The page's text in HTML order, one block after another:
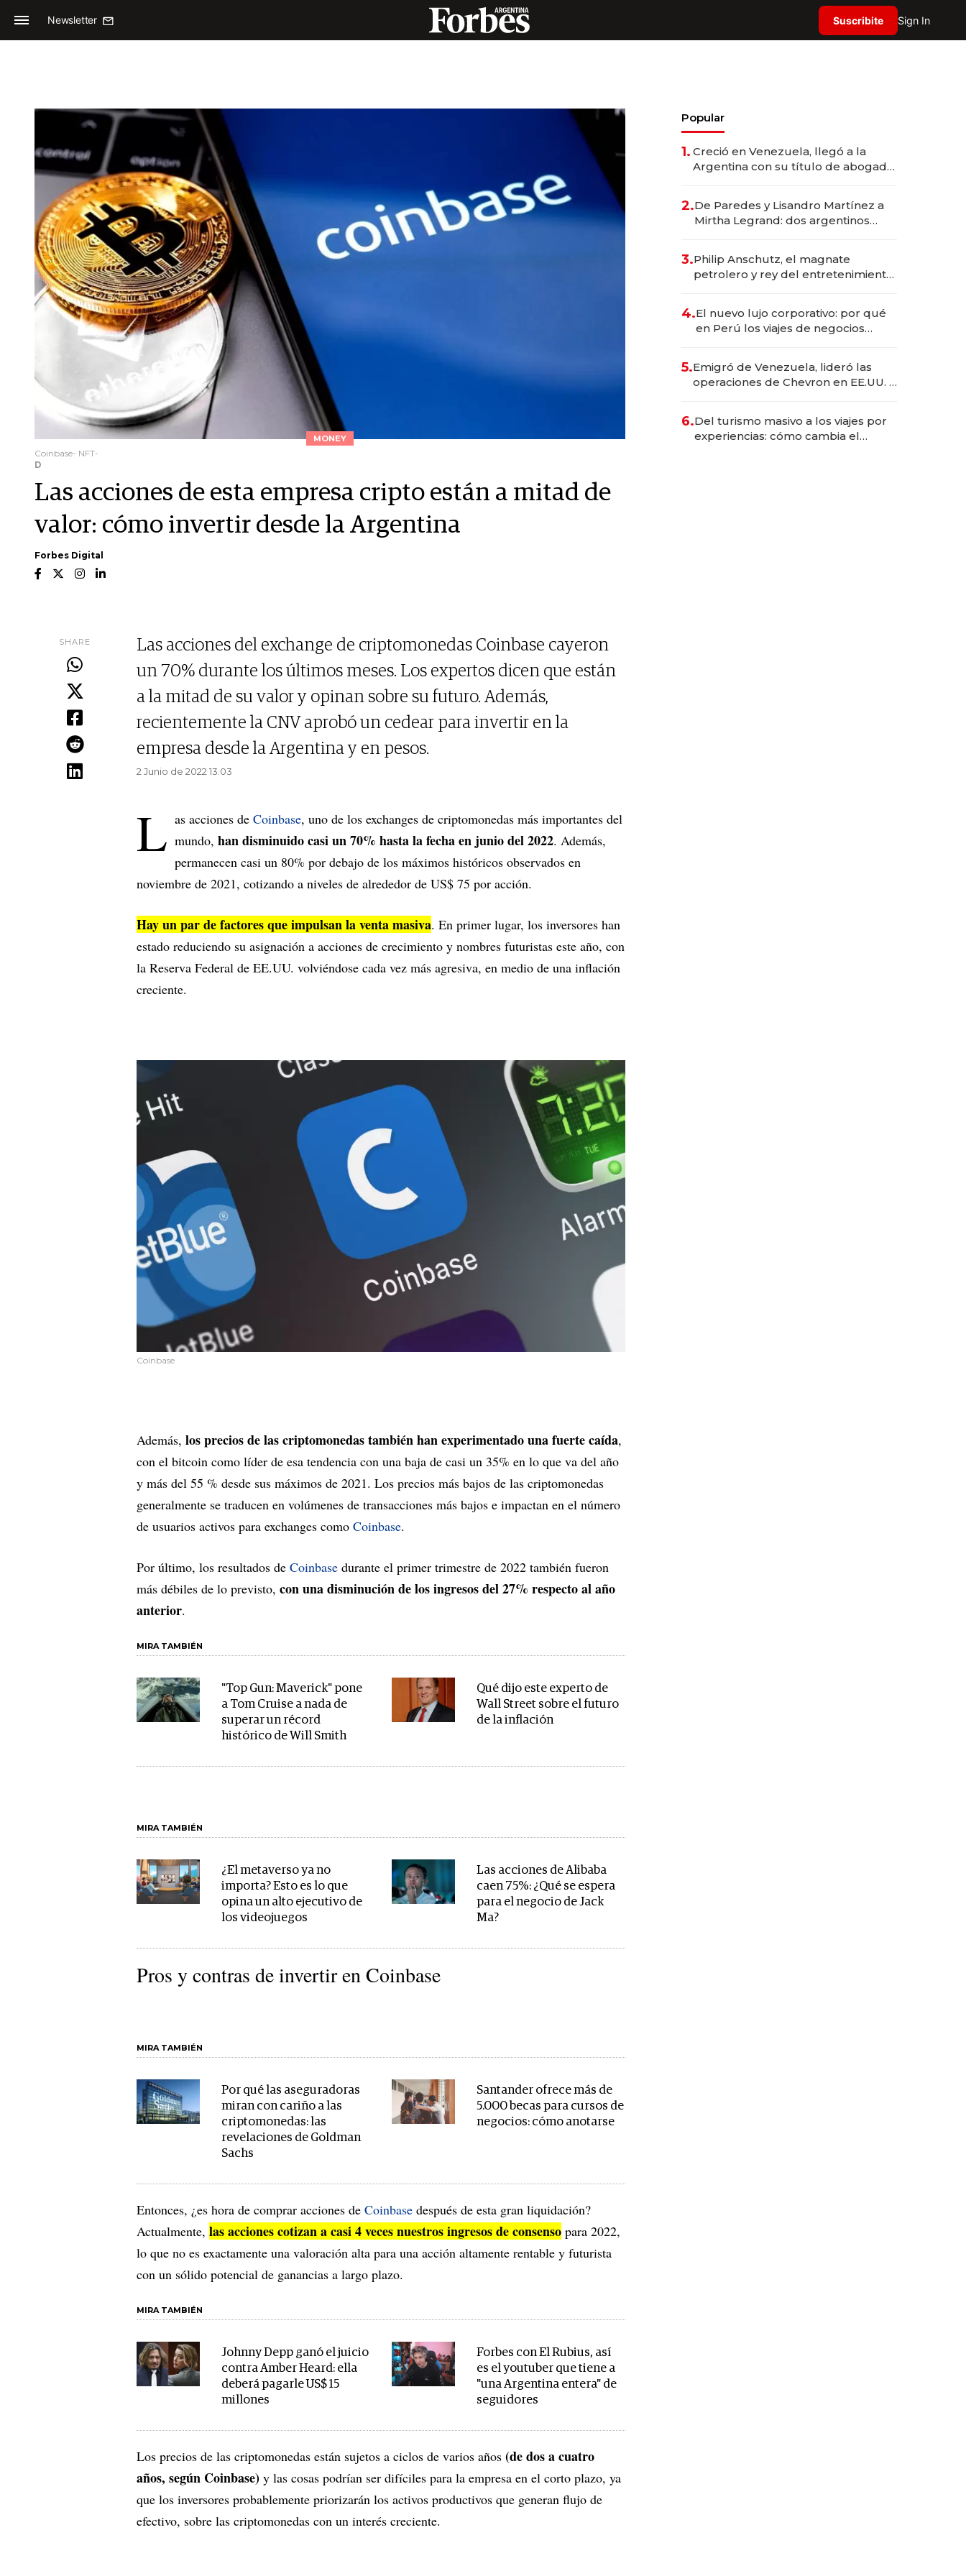
Newsletter Suscribite Sign In
MONEY
Coinbase- NFT-
D
Las acciones de esta empresa cripto están a mitad de
valor: cómo invertir desde la Argentina
Forbes Digital
SHARE
Las acciones del exchange de criptomonedas Coinbase cayeron
un 70% durante los últimos meses. Los expertos dicen que están
a la mitad de su valor y opinan sobre su futuro. Además,
recientemente la CNV aprobó un cedear para invertir en la
empresa desde la Argentina y en pesos.
2 Junio de 2022 13.03
L as acciones de Coinbase, uno de los exchanges de criptomonedas más importantes del
mundo, han disminuido casi un 70% hasta la fecha en junio del 2022. Además,
permanecen casi un 80% por debajo de los máximos históricos observados en
noviembre de 2021, cotizando a niveles de alrededor de US$ 75 por acción.
Hay un par de factores que impulsan la venta masiva. En primer lugar, los inversores han
estado reduciendo su asignación a acciones de crecimiento y nombres futuristas este año, con
la Reserva Federal de EE.UU. volviéndose cada vez más agresiva, en medio de una inflación
creciente.
Coinbase
Además, los precios de las criptomonedas también han experimentado una fuerte caída,
con el bitcoin como líder de esa tendencia con una baja de casi un 35% en lo que va del año
y más del 55 % desde sus máximos de 2021. Los precios más bajos de las criptomonedas
generalmente se traducen en volúmenes de transacciones más bajos e impactan en el número
de usuarios activos para exchanges como Coinbase.
Por último, los resultados de Coinbase durante el primer trimestre de 2022 también fueron
más débiles de lo previsto, con una disminución de los ingresos del 27% respecto al año
anterior.
MIRA TAMBIÉN
"Top Gun: Maverick" pone
a Tom Cruise a nada de
superar un récord
histórico de Will Smith
Qué dijo este experto de
Wall Street sobre el futuro
de la inflación
MIRA TAMBIÉN
¿El metaverso ya no
importa? Esto es lo que
opina un alto ejecutivo de
los videojuegos
Las acciones de Alibaba
caen 75%: ¿Qué se espera
para el negocio de Jack
Ma?
Pros y contras de invertir en Coinbase
MIRA TAMBIÉN
Por qué las aseguradoras
miran con cariño a las
criptomonedas: las
revelaciones de Goldman
Sachs
Santander ofrece más de
5.000 becas para cursos de
negocios: cómo anotarse
Entonces, ¿es hora de comprar acciones de Coinbase después de esta gran liquidación?
Actualmente, las acciones cotizan a casi 4 veces nuestros ingresos de consenso para 2022,
lo que no es exactamente una valoración alta para una acción altamente rentable y futurista
con un sólido potencial de ganancias a largo plazo.
MIRA TAMBIÉN
Johnny Depp ganó el juicio
contra Amber Heard: ella
deberá pagarle US$ 15
millones
Forbes con El Rubius, así
es el youtuber que tiene a
"una Argentina entera" de
seguidores
Los precios de las criptomonedas están sujetos a ciclos de varios años (de dos a cuatro
años, según Coinbase) y las cosas podrían ser difíciles para la empresa en el corto plazo, ya
que los inversores probablemente priorizarán los activos productivos que generan flujo de
efectivo, sobre las criptomonedas con un interés creciente.
Popular
1. Creció en Venezuela, llegó a la
Argentina con su título de abogado
marcas "fast premium"
2.De Paredes y Lisandro Martínez a
Mirtha Legrand: dos argentinos
3.Philip Anschutz, el magnate
petrolero y rey del entretenimiento
4.El nuevo lujo corporativo: por qué
en Perú los viajes de negocios
transformadoras
5.Emigró de Venezuela, lideró las
operaciones de Chevron en EE.UU. y
6.Del turismo masivo a los viajes por
experiencias: cómo cambia el